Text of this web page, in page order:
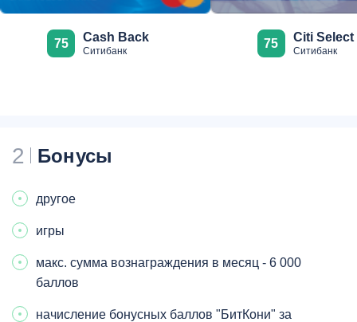
75 Cash Back
Ситибанк
75 Citi Select
Ситибанк
2 Бонусы
другое
игры
макс. сумма вознаграждения в месяц - 6 000
баллов
начисление бонусных баллов "БитКони" за